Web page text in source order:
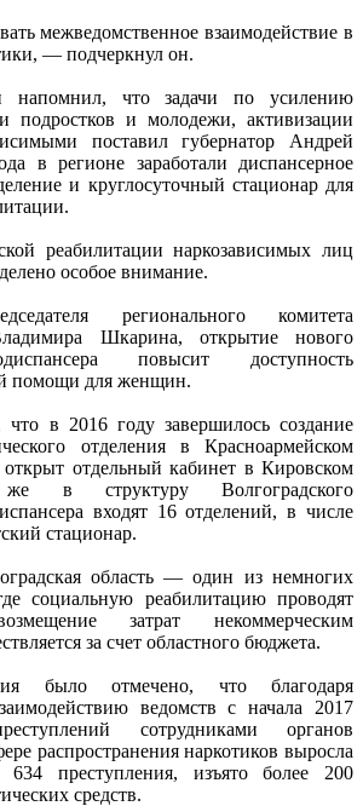
межведомственное взаимодействие в
— подчеркнул он.
напомнил, что задачи по усилению
подростков и молодежи, активизации
поставил губернатор Андрей
в регионе заработали диспансерное
и круглосуточный стационар для
реабилитации наркозависимых лиц
особое внимание.
регионального комитета
Шкарина, открытие нового
повысит доступность
помощи для женщин.
в 2016 году завершилось создание
отделения в Красноармейском
открыт отдельный кабинет в Кировском
в структуру Волгоградского
входят 16 отделений, в числе
стационар.
область — один из немногих
социальную реабилитацию проводят
затрат некоммерческим
за счет областного бюджета.
было отмечено, что благодаря
ведомств с начала 2017
сотрудниками органов
распространения наркотиков выросла
преступления, изъято более 200
средств.